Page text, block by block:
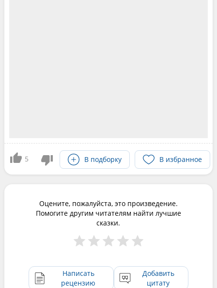
5 В подборку В избранное
Оцените, пожалуйста, это произведение.
Помогите другим читателям найти лучшие
сказки.
Написать
рецензию
Добавить
цитату